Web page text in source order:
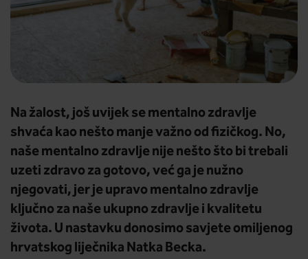
Na žalost, još uvijek se mentalno zdravlje
shvaća kao nešto manje važno od fizičkog. No,
naše mentalno zdravlje nije nešto što bi trebali
uzeti zdravo za gotovo, već ga je nužno
njegovati, jer je upravo mentalno zdravlje
ključno za naše ukupno zdravlje i kvalitetu
života. U nastavku donosimo savjete omiljenog
hrvatskog liječnika Natka Becka.